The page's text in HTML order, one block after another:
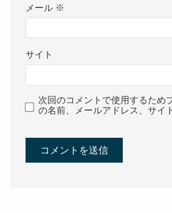
メール ※
サイト
次回のコメントで使用するため
の名前、メールアドレス、サイ